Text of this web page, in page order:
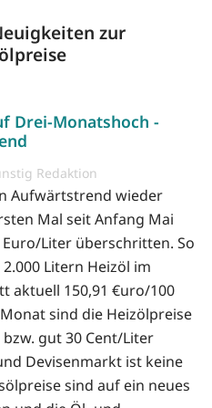
zur
Drei-Monatshoch -
Redaktion
Aufwärtstrend wieder
Mal seit Anfang Mai
Liter überschritten. So
Litern Heizöl im
aktuell 150,91 €uro/100
sind die Heizölpreise
gut 30 Cent/Liter
Devisenmarkt ist keine
sind auf ein neues